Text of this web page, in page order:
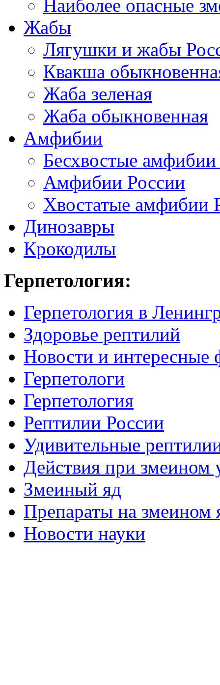
Наиболее опасные
Жабы
Лягушки и жабы
Квакша
Жаба зеленая
Жаба обыкновенная
Амфибии
Бесхвостые
Амфибии России
Хвостатые амфибии
Динозавры
Крокодилы
Герпетология:
Герпетология в
Здоровье рептилий
Новости и интересные
Герпетологи
Герпетология
Рептилии России
Удивительные
Действия при змеином
Змеиный яд
Препараты на змеином
Новости науки